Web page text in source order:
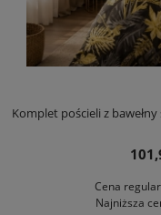
Komplet pościeli z
Cena
Najniższa